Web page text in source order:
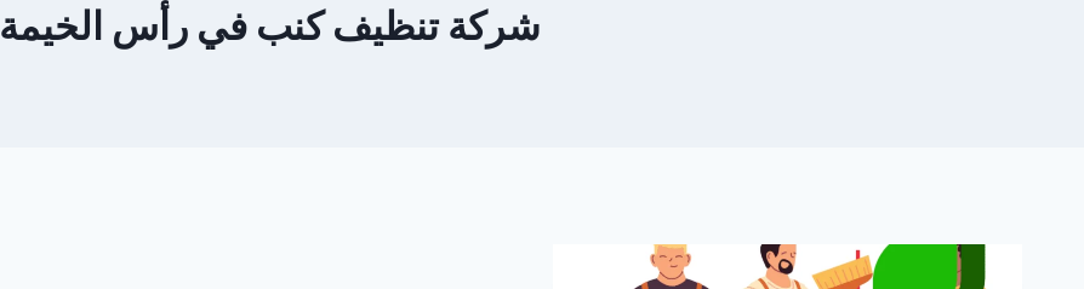
شركة تنظيف كنب في رأس الخيمة